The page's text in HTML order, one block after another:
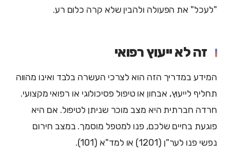
"לעכל" את הפעולה ולהבין שלא קרה כלום רע.
זה לא ייעוץ רפואי
המידע במדריך הזה הוא לצרכי העשרה בלבד ואינו מהווה
תחליף לייעוץ, אבחון או טיפול פסיכולוגי או רפואי מקצועי.
חרדה חברתית היא מצב מוכר שניתן לטיפול. אם היא
פוגעת בחיים שלכם, פנו למטפל מוסמך. במצב חירום
נפשי פנו לער"ן (1201) או למד"א (101).